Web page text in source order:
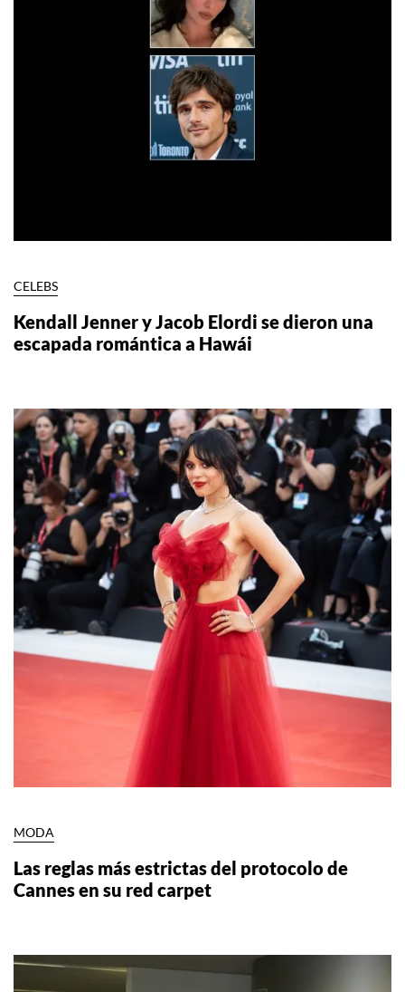
CELEBS
Kendall Jenner y Jacob Elordi se dieron una
escapada romántica a Hawái
MODA
Las reglas más estrictas del protocolo de
Cannes en su red carpet